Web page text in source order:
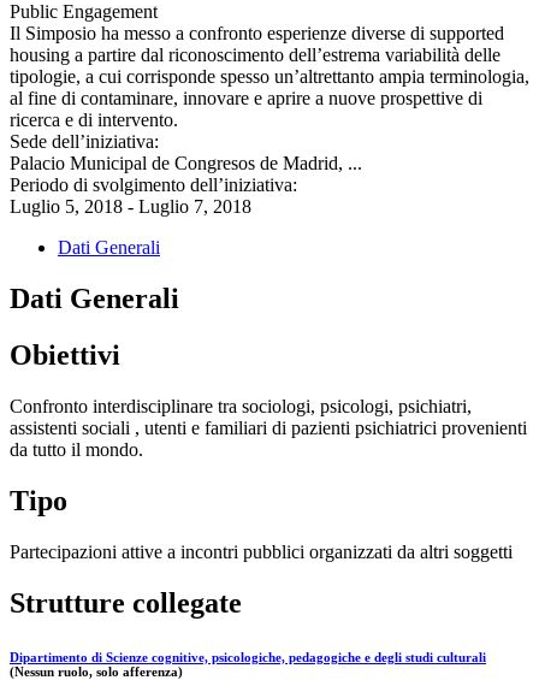
Public Engagement
Il Simposio ha messo a confronto esperienze diverse di supported
housing a partire dal riconoscimento dell’estrema variabilità delle
tipologie, a cui corrisponde spesso un’altrettanto ampia terminologia,
al fine di contaminare, innovare e aprire a nuove prospettive di
ricerca e di intervento.
Sede dell’iniziativa:
Palacio Municipal de Congresos de Madrid, ...
Periodo di svolgimento dell’iniziativa:
Luglio 5, 2018 - Luglio 7, 2018
Dati Generali
Dati Generali
Obiettivi
Confronto interdisciplinare tra sociologi, psicologi, psichiatri,
assistenti sociali , utenti e familiari di pazienti psichiatrici provenienti
da tutto il mondo.
Tipo
Partecipazioni attive a incontri pubblici organizzati da altri soggetti
Strutture collegate
Dipartimento di Scienze cognitive, psicologiche, pedagogiche e degli studi culturali
(Nessun ruolo, solo afferenza)